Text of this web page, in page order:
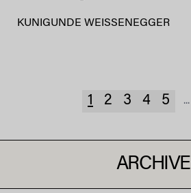
KUNIGUNDE WEISSENEGGER
1 2 3 4 5 ...
ARCHIVE